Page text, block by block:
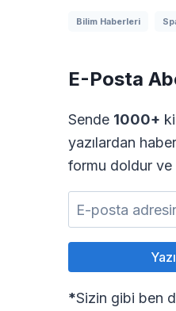
Bilim Haberleri
E-Posta
Sende 1000+
yazılardan
formu doldur ve
*Sizin gibi ben